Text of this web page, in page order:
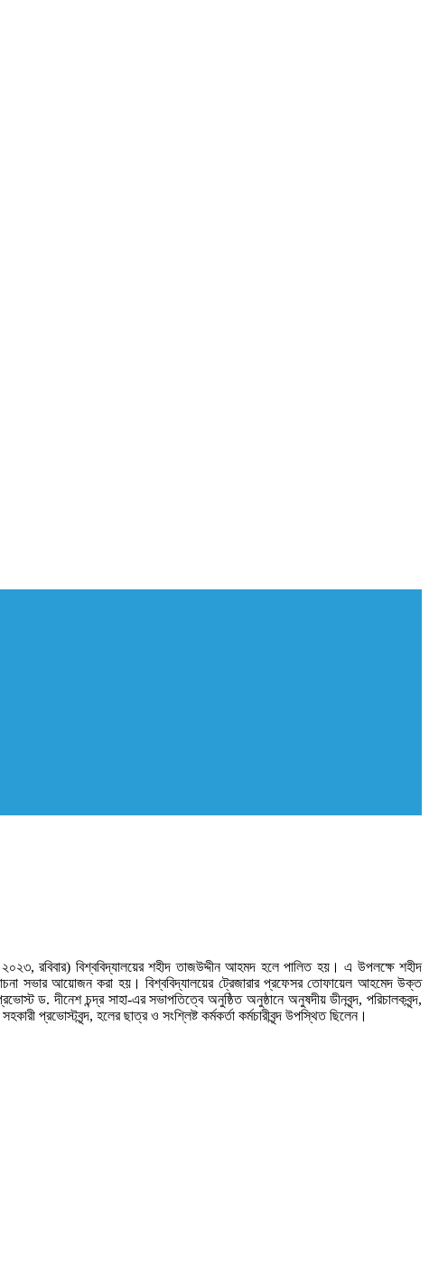
রবিবার) বিশ্ববিদ্যালয়ের শহীদ তাজউদ্দীন আহমদ হলে পালিত হয়। এ উপলক্ষে শহীদ
সভার আয়োজন করা হয়। বিশ্ববিদ্যালয়ের ট্রেজারার প্রফেসর তোফায়েল আহমেদ উক্ত
দীনেশ চন্দ্র সাহা-এর সভাপতিত্বে অনুষ্ঠিত অনুষ্ঠানে অনুষদীয় ডীনবৃন্দ, পরিচালকবৃন্দ,
প্রভোস্টবৃন্দ, হলের ছাত্র ও সংশ্লিষ্ট কর্মকর্তা কর্মচারীবৃন্দ উপস্থিত ছিলেন।